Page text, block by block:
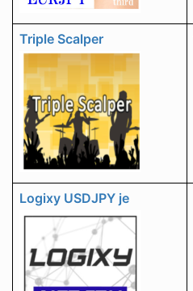
Triple Scalper
Logixy USDJPY je